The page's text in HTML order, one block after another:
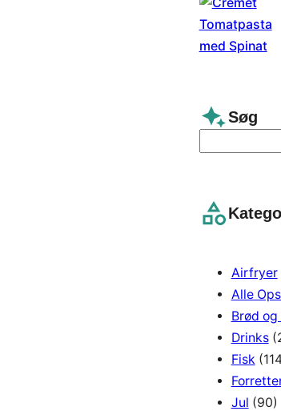
Søg
c
Airfryer
Alle
Brød
Drinks
Fisk
Jul (90)